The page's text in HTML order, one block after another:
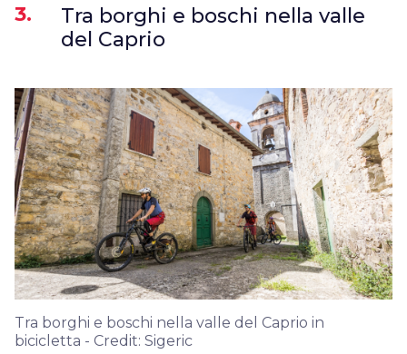
3.
Tra borghi e boschi nella valle
del Caprio
Tra borghi e boschi nella valle del Caprio in
bicicletta - Credit: Sigeric